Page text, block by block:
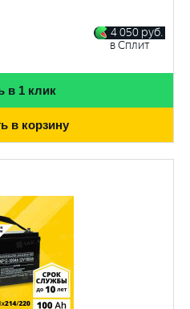
4 050 руб.
в Сплит
в 1 клик
в корзину